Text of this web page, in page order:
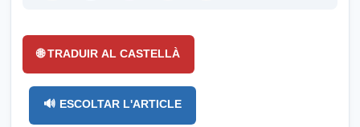
🌐 TRADUIR AL CASTELLÀ
🔊 ESCOLTAR L'ARTICLE